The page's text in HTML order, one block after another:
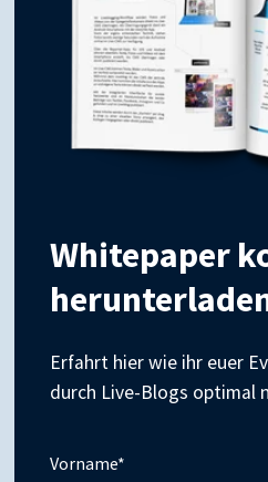
Whitepaper
Erfahrt hier wie ihr euer
durch Live-Blogs optimal
Vorname*